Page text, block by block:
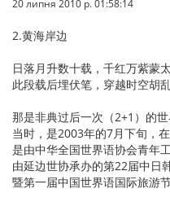
20 липня 2010 р. 01:58:14
2.黄海岸边
日落月升数十载，千红万紫蒙
此段载后埋伏笔，穿越时空胡乱
那是非典过后一次（2+1）的世
当时，是2003年的7月下旬，
是由中华全国世界语协会青年
由延边世协承办的第22届中日
暨第一届中国世界语国际旅游节